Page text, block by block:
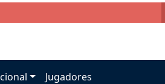
Jugadores